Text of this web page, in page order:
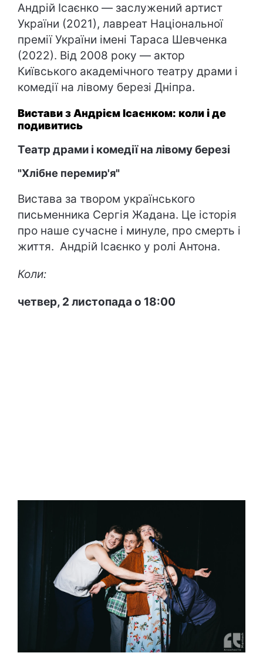
Андрій Ісаєнко — заслужений артист
України (2021), лавреат Національної
премії України імені Тараса Шевченка
(2022). Від 2008 року — актор
Київського академічного театру драми і
комедії на лівому березі Дніпра.
Вистави з Андрієм Ісаєнком: коли і де
подивитись
Театр драми і комедії на лівому березі
"Хлібне перемир'я"
Вистава за твором українського
письменника Сергія Жадана. Це історія
про наше сучасне і минуле, про смерть і
життя. Андрій Ісаєнко у ролі Антона.
Коли:
четвер, 2 листопада о 18:00